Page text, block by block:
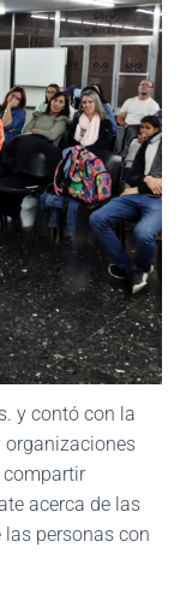
y contó con la
compartir
acerca de las
personas con